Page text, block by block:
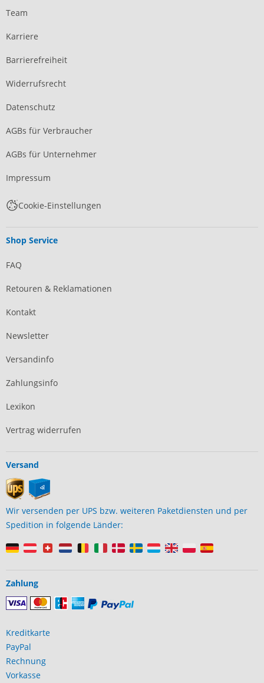
Team
Karriere
Barrierefreiheit
Widerrufsrecht
Datenschutz
AGBs für Verbraucher
AGBs für Unternehmer
Impressum
Cookie-Einstellungen
Shop Service
FAQ
Retouren & Reklamationen
Kontakt
Newsletter
Versandinfo
Zahlungsinfo
Lexikon
Vertrag widerrufen
Versand
Wir versenden per UPS bzw. weiteren Paketdiensten und per
Spedition in folgende Länder:
Zahlung
Kreditkarte
PayPal
Rechnung
Vorkasse